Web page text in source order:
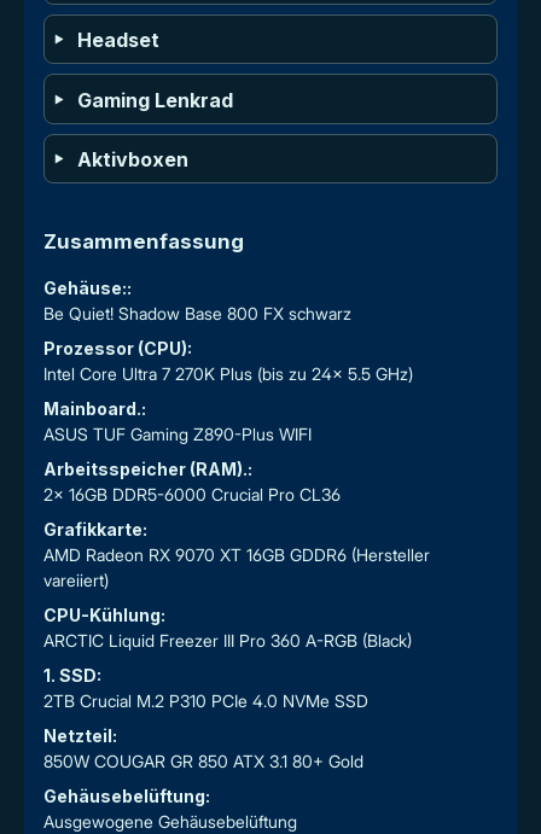
Headset
Gaming Lenkrad
Aktivboxen
Zusammenfassung
Gehäuse::
Be Quiet! Shadow Base 800 FX schwarz
Prozessor (CPU):
Intel Core Ultra 7 270K Plus (bis zu 24x 5.5 GHz)
Mainboard.:
ASUS TUF Gaming Z890-Plus WIFI
Arbeitsspeicher (RAM).:
2x 16GB DDR5-6000 Crucial Pro CL36
Grafikkarte:
AMD Radeon RX 9070 XT 16GB GDDR6 (Hersteller
vareiiert)
CPU-Kühlung:
ARCTIC Liquid Freezer III Pro 360 A-RGB (Black)
1. SSD:
2TB Crucial M.2 P310 PCIe 4.0 NVMe SSD
Netzteil:
850W COUGAR GR 850 ATX 3.1 80+ Gold
Gehäusebelüftung:
Ausgewogene Gehäusebelüftung